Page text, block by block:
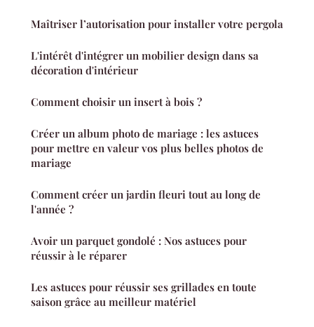
Maîtriser l’autorisation pour installer votre pergola
L'intérêt d'intégrer un mobilier design dans sa
décoration d'intérieur
Comment choisir un insert à bois ?
Créer un album photo de mariage : les astuces
pour mettre en valeur vos plus belles photos de
mariage
Comment créer un jardin fleuri tout au long de
l'année ?
Avoir un parquet gondolé : Nos astuces pour
réussir à le réparer
Les astuces pour réussir ses grillades en toute
saison grâce au meilleur matériel